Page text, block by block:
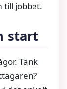
till jobbet.
start
Tänk